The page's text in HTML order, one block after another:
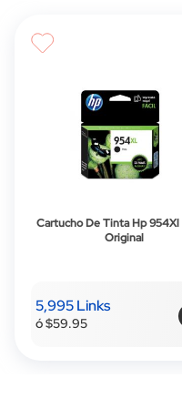
Cartucho De Tinta Hp 954Xl
Original
5,995 Links
ó $59.95